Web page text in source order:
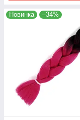
Новинка –34%